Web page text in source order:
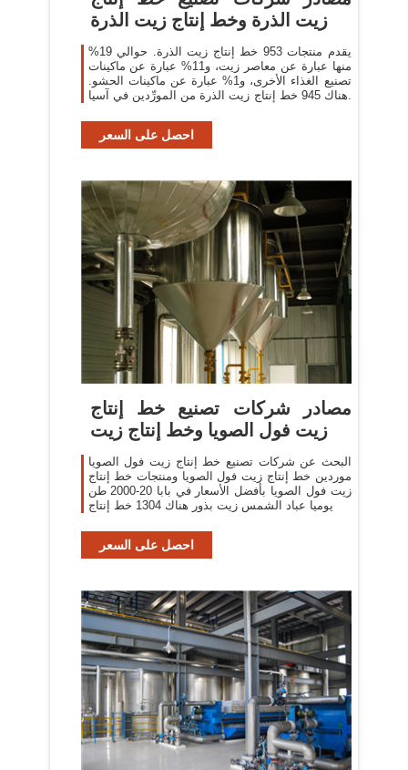
زيت الذرة وخط إنتاج زيت الذرة
يقدم منتجات 953 خط إنتاج زيت الذرة. حوالي 19%
منها عبارة عن معاصر زيت، و11% عبارة عن ماكينات
تصنيع الغذاء الأخرى، و1% عبارة عن ماكينات الحشو.
هناك 945 خط إنتاج زيت الذرة من المورِّدين في آسيا.
احصل على السعر
مصادر شركات تصنيع خط إنتاج
زيت فول الصويا وخط إنتاج زيت
البحث عن شركات تصنيع خط إنتاج زيت فول الصويا
موردين خط إنتاج زيت فول الصويا ومنتجات خط إنتاج
زيت فول الصويا بأفضل الأسعار في بابا 20-2000 طن
يوميا عباد الشمس زيت بذور هناك 1304 خط إنتاج
احصل على السعر